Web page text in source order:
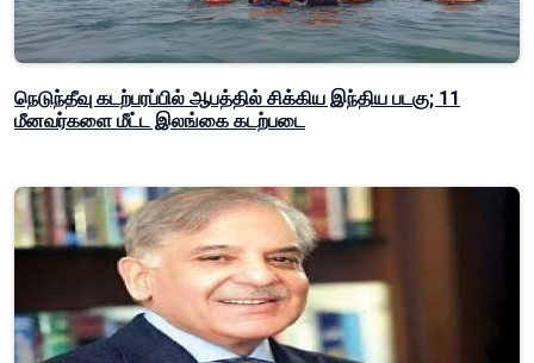
நெடுந்தீவு கடற்பரப்பில் ஆபத்தில் சிக்கிய இந்திய படகு; 11
மீனவர்களை மீட்ட இலங்கை கடற்படை